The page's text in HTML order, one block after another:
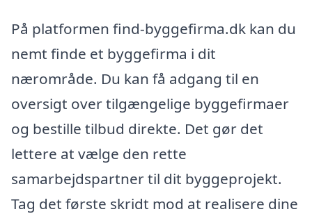
På platformen find-byggefirma.dk kan du
nemt finde et byggefirma i dit
nærområde. Du kan få adgang til en
oversigt over tilgængelige byggefirmaer
og bestille tilbud direkte. Det gør det
lettere at vælge den rette
samarbejdspartner til dit byggeprojekt.
Tag det første skridt mod at realisere dine